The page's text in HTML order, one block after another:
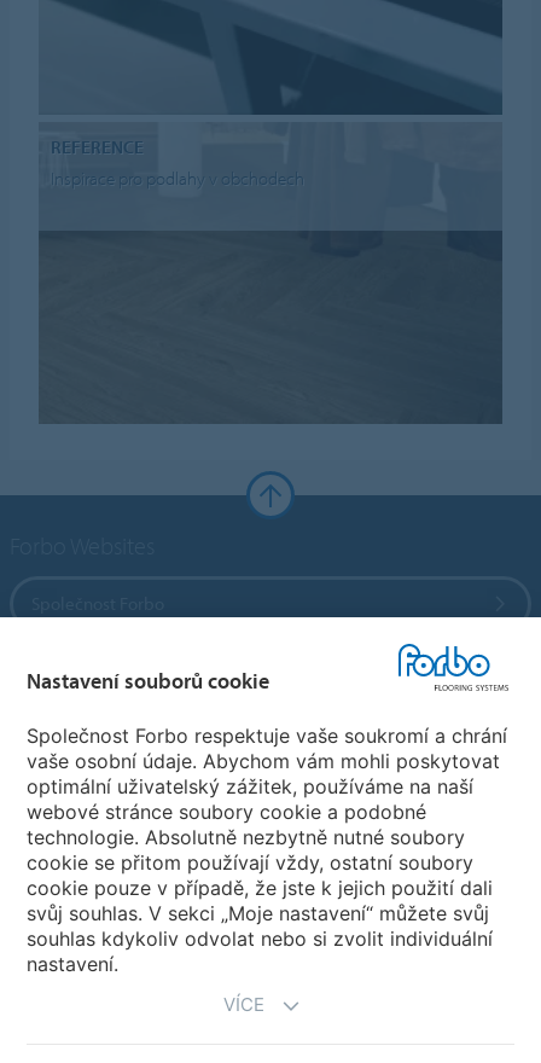
REFERENCE
Inspirace pro podlahy v obchodech
Forbo Flooring Systems
Forbo Movement Systems
Pobočky
Vyberte svou zemi
Nastavení souborů cookie
Společnost Forbo respektuje vaše soukromí a chrání
vaše osobní údaje. Abychom vám mohli poskytovat
optimální uživatelský zážitek, používáme na naší
webové stránce soubory cookie a podobné
technologie. Absolutně nezbytně nutné soubory
cookie se přitom používají vždy, ostatní soubory
cookie pouze v případě, že jste k jejich použití dali
svůj souhlas. V sekci „Moje nastavení“ můžete svůj
souhlas kdykoliv odvolat nebo si zvolit individuální
nastavení.
VÍCE